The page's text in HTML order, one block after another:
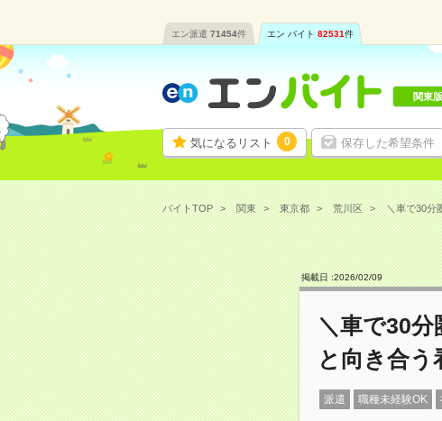
エン派遣 71454件 エン バイト 82531件
気になるリスト 0 保存した希望条件
関東版
バイトTOP 関東 東京都 荒川区 ＼車で30分
掲載日 :2026/02/09
＼車で30
と向き合う
派遣 職種未経験OK